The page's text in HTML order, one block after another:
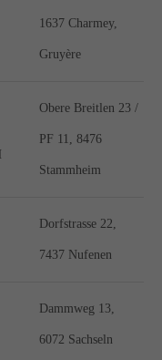
1637 Charmey,
Gruyère
Obere Breitlen 23 /
PF 11, 8476
Stammheim
Dorfstrasse 22,
7437 Nufenen
Dammweg 13,
6072 Sachseln